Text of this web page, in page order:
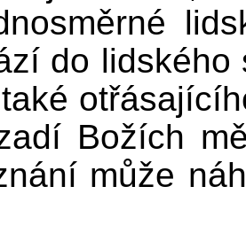
do
Božích
může